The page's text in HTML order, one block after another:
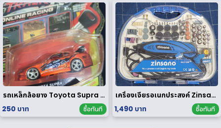
รถเหล็กล้อยาง Toyota Supra 1/64
250 บาท
ซื้อทันที
เครื่องเจียรอเนกประสงค์ Zinsano รุ่น MG135E [ มือสอง ]
1,490 บาท
ซื้อทันที